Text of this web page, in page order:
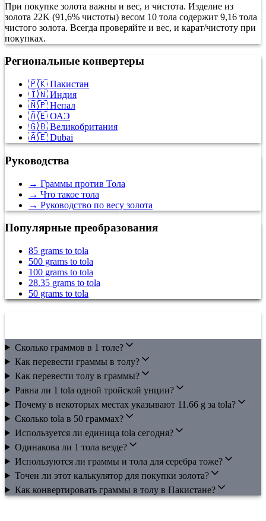
При покупке золота важны и вес, и чистота. Изделие из
золота 22K (91,6% чистоты) весом 10 тола содержит 9,16 тола
чистого золота. Всегда проверяйте и вес, и карат/чистоту при
покупках.
Региональные конвертеры
🇵🇰 Пакистан
🇮🇳 Индия
🇳🇵 Непал
🇦🇪 ОАЭ
🇬🇧 Великобритания
🇦🇪 Dubai
Руководства
→ Граммы против Тола
→ Что такое тола
→ Руководство по весу золота
Популярные преобразования
85 grams to tola
500 grams to tola
100 grams to tola
28.35 grams to tola
50 grams to tola
Сколько граммов в 1 толе?
Как перевести граммы в толу?
Как перевести толу в граммы?
Равна ли 1 tola одной тройской унции?
Почему в некоторых местах указывают 11.66 g за tola?
Сколько tola в 50 граммах?
Используется ли единица tola сегодня?
Одинакова ли 1 тола везде?
Используются ли граммы и тола для серебра тоже?
Точен ли этот калькулятор для покупки золота?
Как конвертировать граммы в толу в Пакистане?